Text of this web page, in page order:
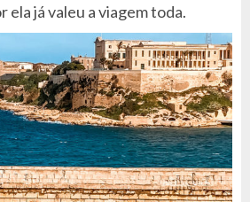
ela já valeu a viagem toda.